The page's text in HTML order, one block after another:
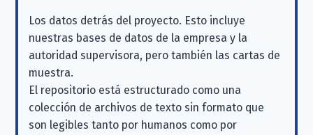
Los datos detrás del proyecto. Esto incluye
nuestras bases de datos de la empresa y la
autoridad supervisora, pero también las cartas de
muestra.
El repositorio está estructurado como una
colección de archivos de texto sin formato que
son legibles tanto por humanos como por